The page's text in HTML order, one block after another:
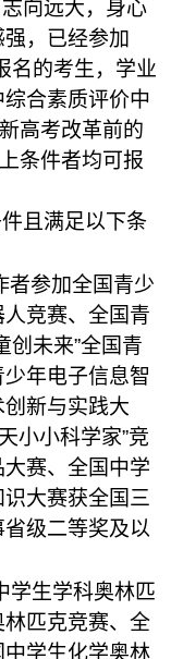
向远大，身心
，已经参加
名的考生，学业
合素质评价中
高考改革前的
条件者均可报
且满足以下条
者参加全国青少
竞赛、全国青
创未来”全国青
年电子信息智
新与实践大
小小科学家”竞
赛、全国中学
大赛获全国三
级二等奖及以
学生学科奥林匹
匹克竞赛、全
学生化学奥林